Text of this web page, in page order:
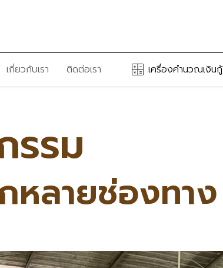
เกี่ยวกับเรา ติดต่อเรา เครื่องคำนวณเงินกู้
รรม
หลายช่องทาง